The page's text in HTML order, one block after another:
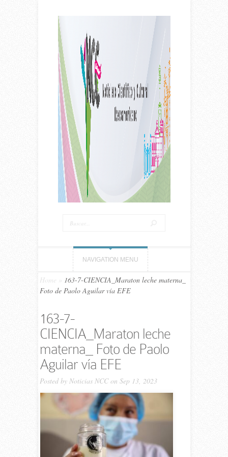
NAVIGATION MENU
Home
163-7-CIENCIA_Maraton leche materna_
Foto de Paolo Aguilar vía EFE
163-7-
CIENCIA_Maraton leche
materna_ Foto de Paolo
Aguilar vía EFE
Posted by Noticias NCCon Sep 13, 2023